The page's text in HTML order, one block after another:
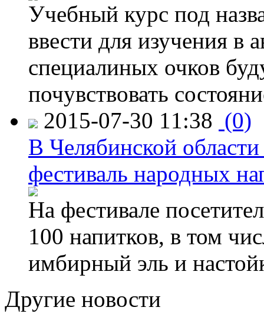
Учебный курс под
ввести для изучения
специалиных очков
почувствовать
2015-07-30 11:38 (0)
В Челябинской
фестиваль народных
На фестивале
100 напитков, в том
имбирный эль и
Другие новости